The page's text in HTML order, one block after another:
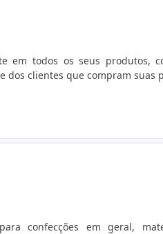
em todos os seus produtos,
dos clientes que compram suas
confecções em geral,